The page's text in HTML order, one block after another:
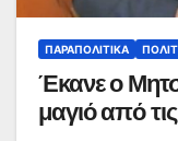
ΠΑΡΑΠΟΛΙΤΙΚΆ
Έκανε ο
μαγιό από